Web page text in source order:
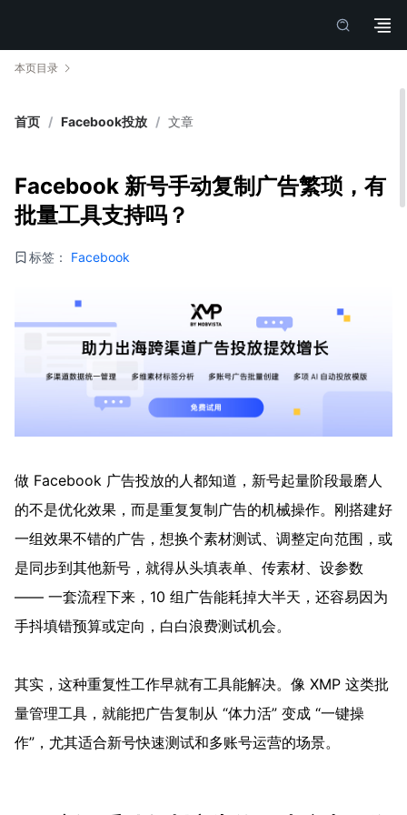
本页目录
首页 / Facebook投放 / 文章
Facebook 新号手动复制广告繁琐，有
批量工具支持吗？
标签： Facebook
做 Facebook 广告投放的人都知道，新号起量阶段最磨人
的不是优化效果，而是重复复制广告的机械操作。刚搭建好
一组效果不错的广告，想换个素材测试、调整定向范围，或
是同步到其他新号，就得从头填表单、传素材、设参数
—— 一套流程下来，10 组广告能耗掉大半天，还容易因为
手抖填错预算或定向，白白浪费测试机会。
其实，这种重复性工作早就有工具能解决。像 XMP 这类批
量管理工具，就能把广告复制从 “体力活” 变成 “一键操
作”，尤其适合新号快速测试和多账号运营的场景。